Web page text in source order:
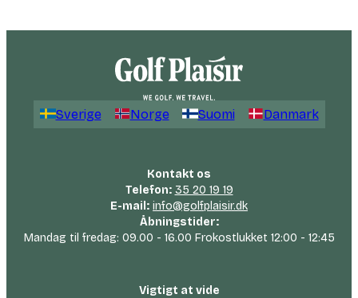
Sverige Norge Suomi Danmark
Kontakt os
Telefon: 35 20 19 19
E-mail: info@golfplaisir.dk
Åbningstider:
Mandag til fredag: 09.00 - 16.00 Frokostlukket 12:00 - 12:45
Vigtigt at vide